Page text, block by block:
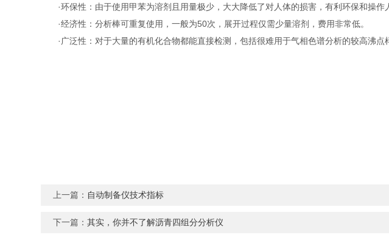
·环保性：由于使用甲苯为溶剂且用量极少，大大降低了对人体的损害，有利环保和操作
·经济性：分析棒可重复使用，一般为50次，展开过程仅需少量溶剂，费用非常低。
·广泛性：对于大量的有机化合物都能直接检测，包括很难用于气相色谱分析的较高沸点
上一篇： 自动制备仪技术指标
下一篇：其实，你并不了解沥青四组分分析仪